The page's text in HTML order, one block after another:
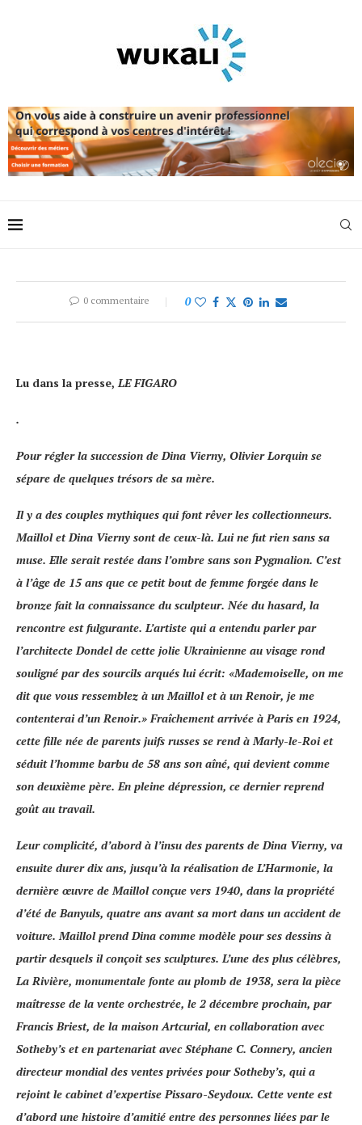
0 commentaire 0
Lu dans la presse, LE FIGARO
.
Pour régler la succession de Dina Vierny, Olivier Lorquin se
sépare de quelques trésors de sa mère.
Il y a des couples mythiques qui font rêver les collectionneurs.
Maillol et Dina Vierny sont de ceux-là. Lui ne fut rien sans sa
muse. Elle serait restée dans l’ombre sans son Pygmalion. C’est
à l’âge de 15 ans que ce petit bout de femme forgée dans le
bronze fait la connaissance du sculpteur. Née du hasard, la
rencontre est fulgurante. L’artiste qui a entendu parler par
l’architecte Dondelde cette jolie Ukrainienne au visage rond
souligné par des sourcils arqués lui écrit: «Mademoiselle, on me
dit que vous ressemblez à un Maillol et à un Renoir, je me
contenterai d’un Renoir.» Fraîchement arrivée à Paris en 1924,
cette fille née de parents juifs russes se rend à Marly-le-Roiet
séduit l’homme barbu de 58 ans son aîné, qui devient comme
son deuxième père. En pleine dépression, ce dernier reprend
goût au travail.
Leur complicité, d’abord à l’insu des parents de Dina Vierny, va
ensuite durer dix ans, jusqu’à la réalisation de L’Harmonie, la
dernière œuvre de Maillol conçue vers 1940, dans la propriété
d’été de Banyuls, quatre ans avant sa mort dans un accident de
voiture. Maillol prend Dina comme modèle pour ses dessins à
partir desquels il conçoit ses sculptures. L’une des plus célèbres,
La Rivière, monumentale fonte au plomb de 1938, sera la pièce
maîtresse de la vente orchestrée, le 2 décembre prochain, par
Francis Briest, de la maison Artcurial, en collaboration avec
Sotheby’s et en partenariat avecStéphane C. Connery, ancien
directeur mondial des ventes privées pour Sotheby’s, qui a
rejoint le cabinet d’expertise Pissaro-Seydoux. Cette vente est
d’abord une histoire d’amitié entre des personnes liées par le